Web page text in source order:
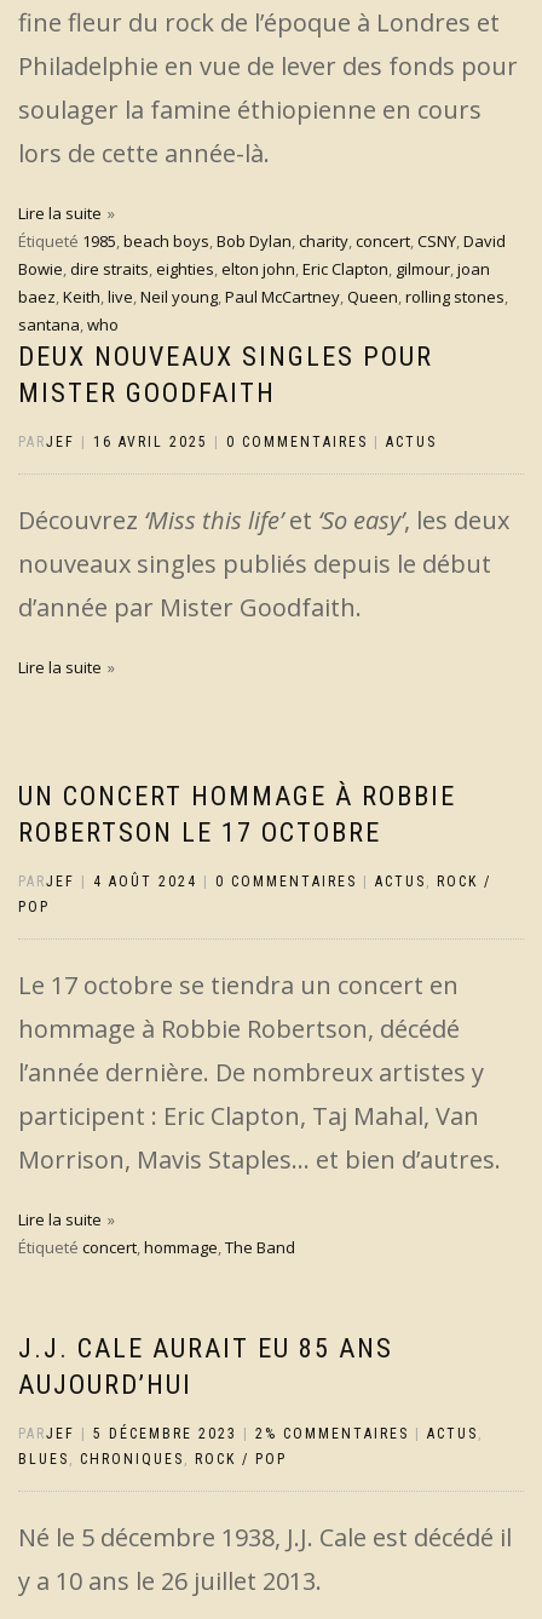
fine fleur du rock de l’époque à Londres et
Philadelphie en vue de lever des fonds pour
soulager la famine éthiopienne en cours
lors de cette année-là.
Lire la suite
Étiqueté 1985,beach boys,Bob Dylan,charity,concert,CSNY,David
Bowie,dire straits,eighties,elton john,Eric Clapton, gilmour,joan
baez,Keith,live,Neil young,Paul McCartney,Queen,rolling stones,
santana,who
DEUX NOUVEAUX SINGLES POUR
MISTER GOODFAITH
PARJEF 16 AVRIL 2025 0 COMMENTAIRES ACTUS
Découvrez ‘Miss this life’et ‘So easy’, les deux
nouveaux singles publiés depuis le début
d’année par Mister Goodfaith.
Lire la suite
UN CONCERT HOMMAGE À ROBBIE
ROBERTSON LE 17 OCTOBRE
PARJEF 4 AOÛT 2024 0 COMMENTAIRES ACTUS ,
ROCK /
POP
Le 17 octobre se tiendra un concert en
hommage à Robbie Robertson, décédé
l’année dernière. De nombreux artistes y
participent : Eric Clapton, Taj Mahal, Van
Morrison, Mavis Staples… et bien d’autres.
Lire la suite
Étiqueté concert,hommage,The Band
J.J. CALE AURAIT EU 85 ANS
AUJOURD’HUI
PARJEF 5 DÉCEMBRE 2023 2% COMMENTAIRES ACTUS ,
BLUES , CHRONIQUES , ROCK / POP
Né le 5 décembre 1938, J.J. Cale est décédé il
y a 10 ans le 26 juillet 2013.